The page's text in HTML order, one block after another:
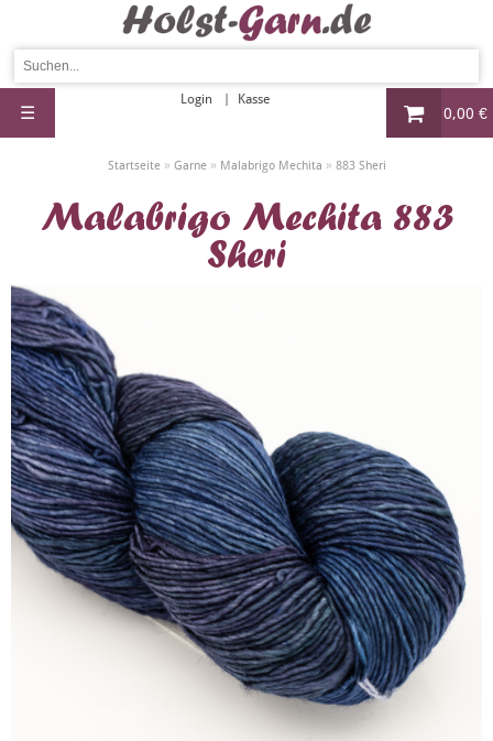
0,00 €
Login Kasse
☰
Startseite» Garne» Malabrigo Mechita » 883 Sheri
Malabrigo Mechita 883
Sheri